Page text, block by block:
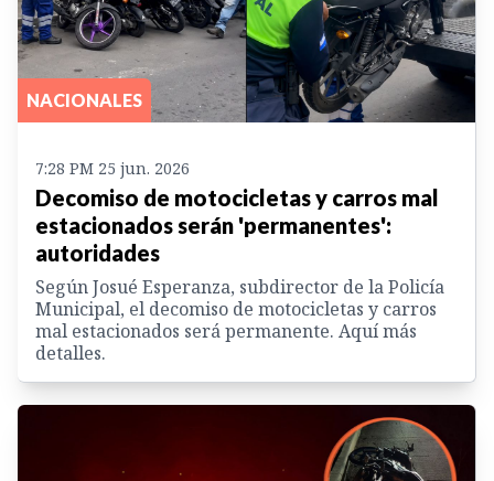
NACIONALES
7:28 PM 25 jun. 2026
Decomiso de motocicletas y carros mal
estacionados serán 'permanentes':
autoridades
Según Josué Esperanza, subdirector de la Policía
Municipal, el decomiso de motocicletas y carros
mal estacionados será permanente. Aquí más
detalles.